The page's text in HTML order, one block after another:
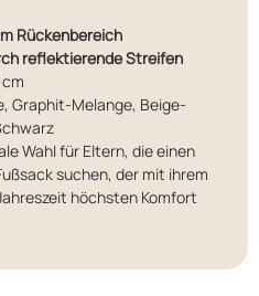
Rückenbereich
reflektierende Streifen
Graphit-Melange, Beige-
Wahl für Eltern, die einen
suchen, der mit ihrem
höchsten Komfort